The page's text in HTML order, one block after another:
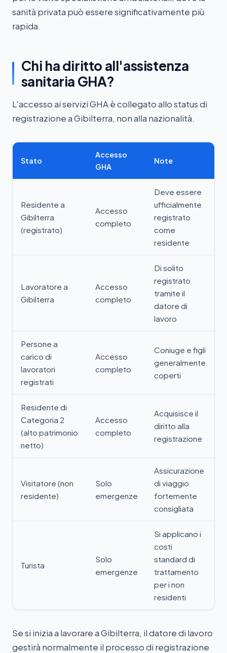
sanità privata può essere significativamente più
rapida.
Chi ha diritto all'assistenza
sanitaria GHA?
L'accesso ai servizi GHA è collegato allo status di
registrazione a Gibilterra, non alla nazionalità.
Stato
Accesso
GHA
Note
Residente a
Gibilterra
(registrato)
Accesso
completo
Deve essere
ufficialmente
registrato
come
residente
Lavoratore a
Gibilterra
Accesso
completo
Di solito
registrato
tramite il
datore di
lavoro
Persone a
carico di
lavoratori
registrati
Accesso
completo
Coniuge e figli
generalmente
coperti
Residente di
Categoria 2
(alto patrimonio
netto)
Accesso
completo
Acquisisce il
diritto alla
registrazione
Visitatore (non
residente)
Solo
emergenze
Assicurazione
di viaggio
fortemente
consigliata
Turista
Solo
emergenze
Si applicano i
costi
standard di
trattamento
per i non
residenti
Se si inizia a lavorare a Gibilterra, il datore di lavoro
gestirà normalmente il processo di registrazione